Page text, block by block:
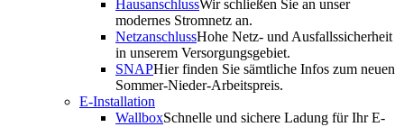
HausanschlussWir schließen Sie an unser
modernes Stromnetz an.
NetzanschlussHohe Netz- und Ausfallssicherheit
in unserem Versorgungsgebiet.
SNAPHier finden Sie sämtliche Infos zum neuen
Sommer-Nieder-Arbeitspreis.
E-Installation
WallboxSchnelle und sichere Ladung für Ihr E-